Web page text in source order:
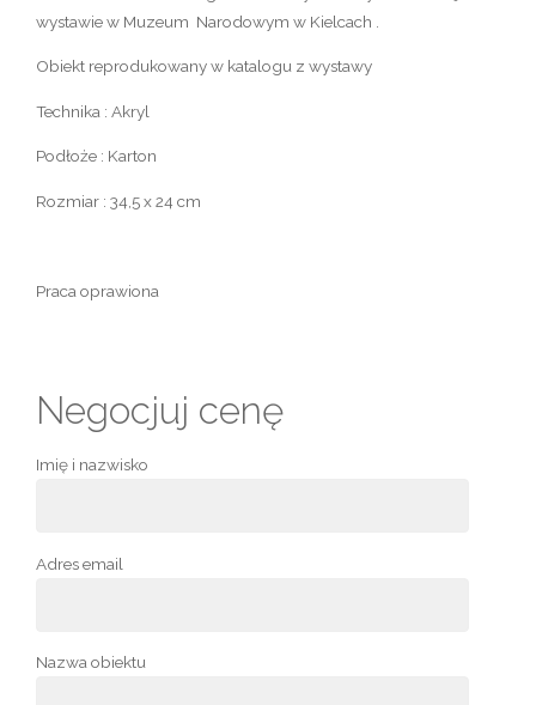
wystawie w Muzeum Narodowym w Kielcach .
Obiekt reprodukowany w katalogu z wystawy
Technika : Akryl
Podłoże : Karton
Rozmiar : 34,5 x 24 cm
Praca oprawiona
Negocjuj cenę
Imię i nazwisko
Adres email
Nazwa obiektu